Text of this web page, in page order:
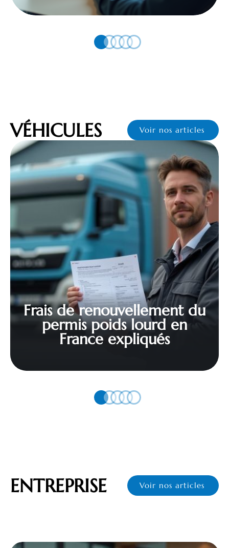
VÉHICULES Voir nos articles
Frais de renouvellement du
permis poids lourd en
France expliqués
ENTREPRISE Voir nos articles